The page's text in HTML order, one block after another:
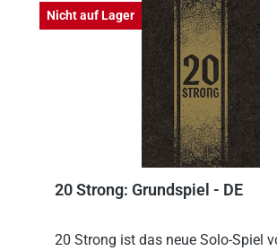
Nicht auf Lager
20 Strong: Grundspiel - DE
20 Strong ist das neue Solo-Spiel